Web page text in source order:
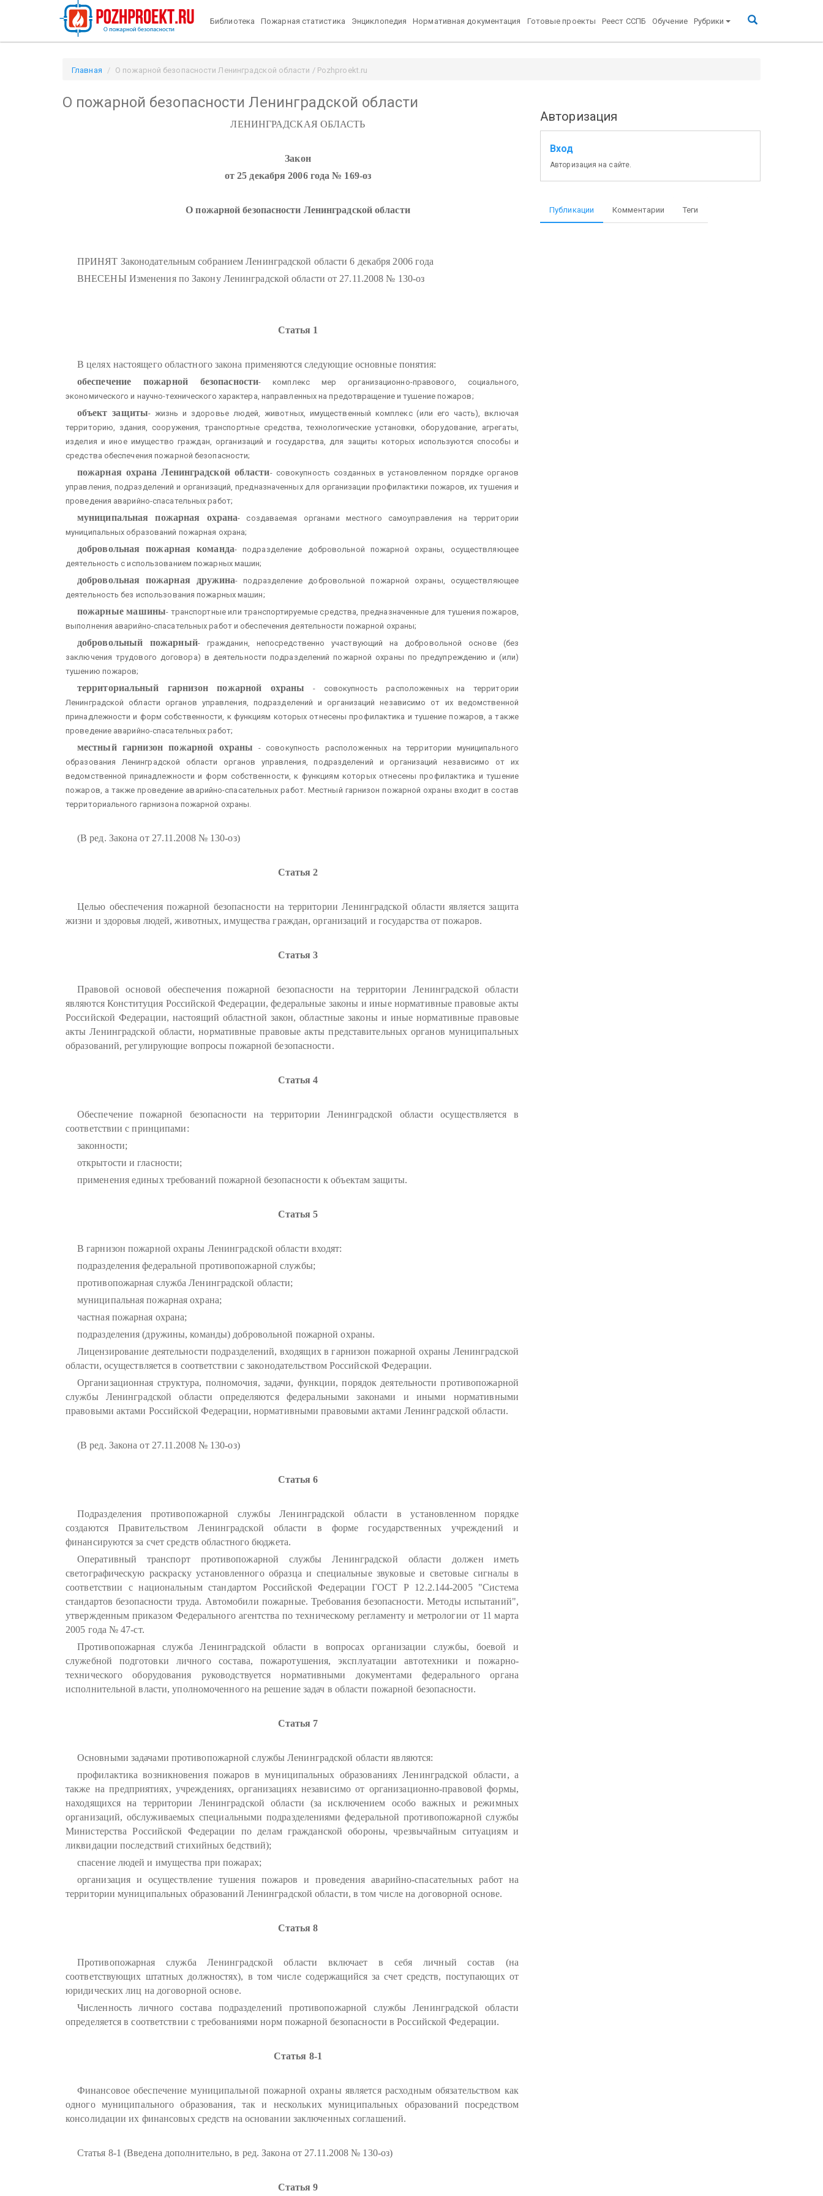
Библиотека Пожарная статистика Энциклопедия Нормативная документация Готовые проекты Реест ССПБ Обучение Рубрики
Главная О пожарной безопасности Ленинградской области / Pozhproekt.ru
О пожарной безопасности Ленинградской области
ЛЕНИНГРАДСКАЯ ОБЛАСТЬ
Закон
от 25 декабря 2006 года № 169-оз
О пожарной безопасности Ленинградской области
ПРИНЯТ Законодательным собранием Ленинградской области 6 декабря 2006 года
ВНЕСЕНЫ Изменения по Закону Ленинградской области от 27.11.2008 № 130-оз
Статья 1
В целях настоящего областного закона применяются следующие основные понятия:
обеспечение пожарной безопасности- комплекс мер организационно-правового, социального,
экономического и научно-технического характера, направленных на предотвращение и тушение пожаров;
объект защиты- жизнь и здоровье людей, животных, имущественный комплекс (или его часть), включая
территорию, здания, сооружения, транспортные средства, технологические установки, оборудование, агрегаты,
изделия и иное имущество граждан, организаций и государства, для защиты которых используются способы и
средства обеспечения пожарной безопасности;
пожарная охрана Ленинградской области- совокупность созданных в установленном порядке органов
управления, подразделений и организаций, предназначенных для организации профилактики пожаров, их тушения и
проведения аварийно-спасательных работ;
муниципальная пожарная охрана- создаваемая органами местного самоуправления на территории
муниципальных образований пожарная охрана;
добровольная пожарная команда- подразделение добровольной пожарной охраны, осуществляющее
деятельность с использованием пожарных машин;
добровольная пожарная дружина- подразделение добровольной пожарной охраны, осуществляющее
деятельность без использования пожарных машин;
пожарные машины- транспортные или транспортируемые средства, предназначенные для тушения пожаров,
выполнения аварийно-спасательных работ и обеспечения деятельности пожарной охраны;
добровольный пожарный- гражданин, непосредственно участвующий на добровольной основе (без
заключения трудового договора) в деятельности подразделений пожарной охраны по предупреждению и (или)
тушению пожаров;
территориальный гарнизон пожарной охраны - совокупность расположенных на территории
Ленинградской области органов управления, подразделений и организаций независимо от их ведомственной
принадлежности и форм собственности, к функциям которых отнесены профилактика и тушение пожаров, а также
проведение аварийно-спасательных работ;
местный гарнизон пожарной охраны - совокупность расположенных на территории муниципального
образования Ленинградской области органов управления, подразделений и организаций независимо от их
ведомственной принадлежности и форм собственности, к функциям которых отнесены профилактика и тушение
пожаров, а также проведение аварийно-спасательных работ. Местный гарнизон пожарной охраны входит в состав
территориального гарнизона пожарной охраны.
(В ред. Закона от 27.11.2008 № 130-оз)
Статья 2
Целью обеспечения пожарной безопасности на территории Ленинградской области является защита
жизни и здоровья людей, животных, имущества граждан, организаций и государства от пожаров.
Статья 3
Правовой основой обеспечения пожарной безопасности на территории Ленинградской области
являются Конституция Российской Федерации, федеральные законы и иные нормативные правовые акты
Российской Федерации, настоящий областной закон, областные законы и иные нормативные правовые
акты Ленинградской области, нормативные правовые акты представительных органов муниципальных
образований, регулирующие вопросы пожарной безопасности.
Статья 4
Обеспечение пожарной безопасности на территории Ленинградской области осуществляется в
соответствии с принципами:
законности;
открытости и гласности;
применения единых требований пожарной безопасности к объектам защиты.
Статья 5
В гарнизон пожарной охраны Ленинградской области входят:
подразделения федеральной противопожарной службы;
противопожарная служба Ленинградской области;
муниципальная пожарная охрана;
частная пожарная охрана;
подразделения (дружины, команды) добровольной пожарной охраны.
Лицензирование деятельности подразделений, входящих в гарнизон пожарной охраны Ленинградской
области, осуществляется в соответствии с законодательством Российской Федерации.
Организационная структура, полномочия, задачи, функции, порядок деятельности противопожарной
службы Ленинградской области определяются федеральными законами и иными нормативными
правовыми актами Российской Федерации, нормативными правовыми актами Ленинградской области.
(В ред. Закона от 27.11.2008 № 130-оз)
Статья 6
Подразделения противопожарной службы Ленинградской области в установленном порядке
создаются Правительством Ленинградской области в форме государственных учреждений и
финансируются за счет средств областного бюджета.
Оперативный транспорт противопожарной службы Ленинградской области должен иметь
светографическую раскраску установленного образца и специальные звуковые и световые сигналы в
соответствии с национальным стандартом Российской Федерации ГОСТ Р 12.2.144-2005 "Система
стандартов безопасности труда. Автомобили пожарные. Требования безопасности. Методы испытаний",
утвержденным приказом Федерального агентства по техническому регламенту и метрологии от 11 марта
2005 года № 47-ст.
Противопожарная служба Ленинградской области в вопросах организации службы, боевой и
служебной подготовки личного состава, пожаротушения, эксплуатации автотехники и пожарно-
технического оборудования руководствуется нормативными документами федерального органа
исполнительной власти, уполномоченного на решение задач в области пожарной безопасности.
Статья 7
Основными задачами противопожарной службы Ленинградской области являются:
профилактика возникновения пожаров в муниципальных образованиях Ленинградской области, а
также на предприятиях, учреждениях, организациях независимо от организационно-правовой формы,
находящихся на территории Ленинградской области (за исключением особо важных и режимных
организаций, обслуживаемых специальными подразделениями федеральной противопожарной службы
Министерства Российской Федерации по делам гражданской обороны, чрезвычайным ситуациям и
ликвидации последствий стихийных бедствий);
спасение людей и имущества при пожарах;
организация и осуществление тушения пожаров и проведения аварийно-спасательных работ на
территории муниципальных образований Ленинградской области, в том числе на договорной основе.
Статья 8
Противопожарная служба Ленинградской области включает в себя личный состав (на
соответствующих штатных должностях), в том числе содержащийся за счет средств, поступающих от
юридических лиц на договорной основе.
Численность личного состава подразделений противопожарной службы Ленинградской области
определяется в соответствии с требованиями норм пожарной безопасности в Российской Федерации.
Статья 8-1
Финансовое обеспечение муниципальной пожарной охраны является расходным обязательством как
одного муниципального образования, так и нескольких муниципальных образований посредством
консолидации их финансовых средств на основании заключенных соглашений.
Статья 8-1 (Введена дополнительно, в ред. Закона от 27.11.2008 № 130-оз)
Статья 9
Авторизация
Вход
Авторизация на сайте.
Публикации Комментарии Теги